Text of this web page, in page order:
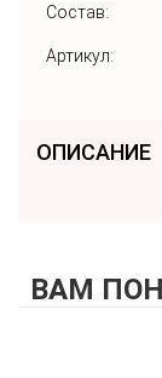
Состав:
Артикул:
ОПИСАНИЕ
ВАМ